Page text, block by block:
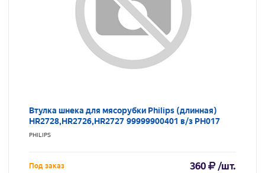
Втулка шнека для мясорубки Philips (длинная)
HR2728,HR2726,HR2727 99999900401 в/з PH017
PHILIPS
Под заказ 360 /шт.